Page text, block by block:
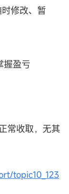
修改、暂
握盈亏
常收取，无其
topic10_123